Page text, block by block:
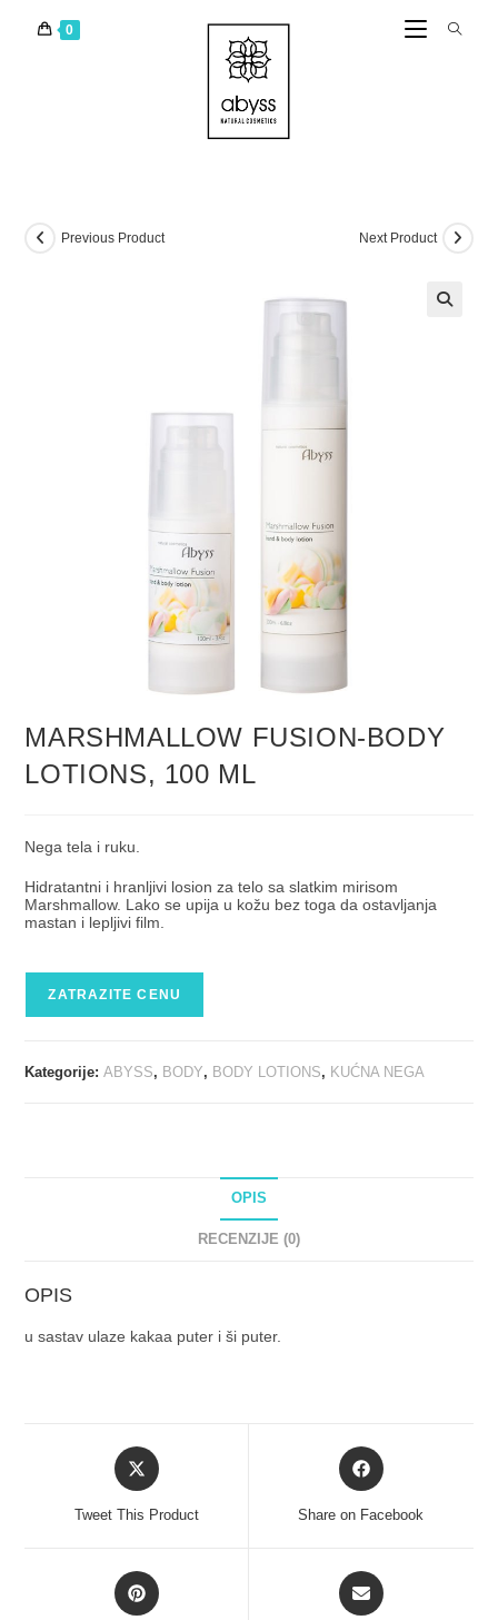
0
Previous Product Next Product
MARSHMALLOW FUSION-BODY
LOTIONS, 100 ML
Nega tela i ruku.
Hidratantni i hranljivi losion za telo sa slatkim mirisom
Marshmallow. Lako se upija u kožu bez toga da ostavljanja
mastan i lepljivi film.
ZATRAZITE CENU
Kategorije:ABYSS, BODY, BODY LOTIONS, KUĆNA NEGA
OPIS
RECENZIJE (0)
OPIS
u sastav ulaze kakaa puter i ši puter.
Tweet This Product Share on Facebook